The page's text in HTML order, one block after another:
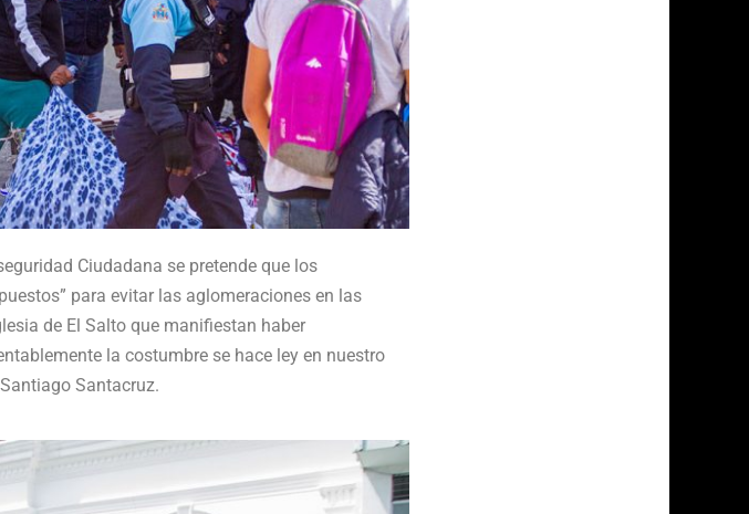
Ciudadana se pretende que los
para evitar las aglomeraciones en las
de El Salto que manifiestan haber
la costumbre se hace ley en nuestro
Santacruz.